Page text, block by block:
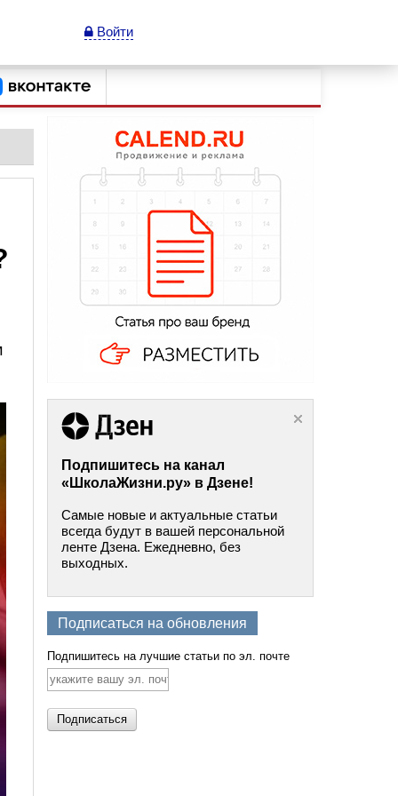
Войти
Подпишитесь на канал
«ШколаЖизни.ру» в Дзене!
Самые новые и актуальные статьи
всегда будут в вашей персональной
ленте Дзена. Ежедневно, без
выходных.
Подписаться на обновления
Подпишитесь на лучшие статьи по эл. почте